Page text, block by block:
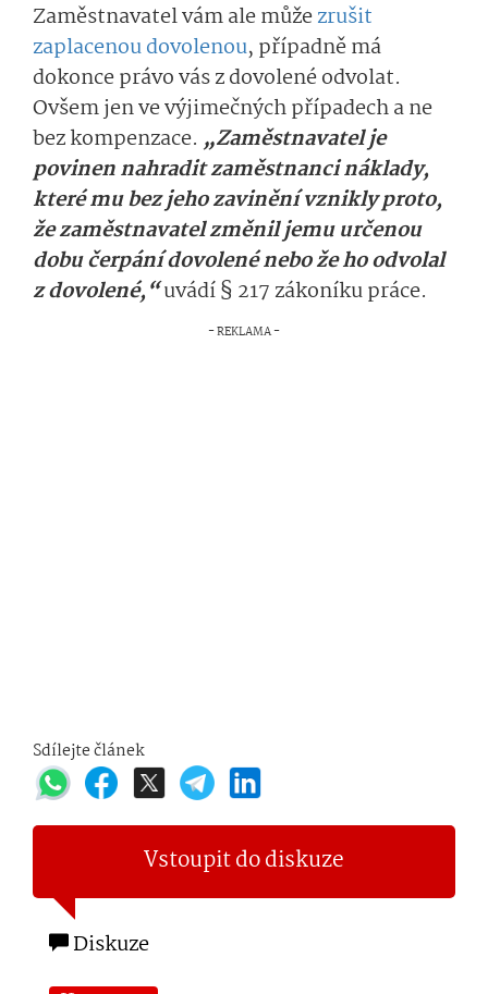
Zaměstnavatel vám ale můžezrušit
zaplacenou dovolenou, případně má
dokonce právo vás z dovolené odvolat.
Ovšem jen ve výjimečných případech a ne
bez kompenzace. „Zaměstnavatel je
povinen nahradit zaměstnanci náklady,
které mu bez jeho zavinění vznikly proto,
že zaměstnavatel změnil jemu určenou
dobu čerpání dovolené nebo že ho odvolal
z dovolené,“uvádí § 217 zákoníku prá­ce.
Sdílejte článek
Vstoupit do diskuze
Diskuze